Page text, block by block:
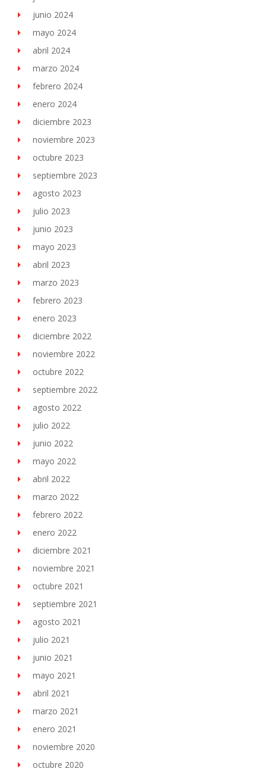
junio 2024
mayo 2024
abril 2024
marzo 2024
febrero 2024
enero 2024
diciembre 2023
noviembre 2023
octubre 2023
septiembre 2023
agosto 2023
julio 2023
junio 2023
mayo 2023
abril 2023
marzo 2023
febrero 2023
enero 2023
diciembre 2022
noviembre 2022
octubre 2022
septiembre 2022
agosto 2022
julio 2022
junio 2022
mayo 2022
abril 2022
marzo 2022
febrero 2022
enero 2022
diciembre 2021
noviembre 2021
octubre 2021
septiembre 2021
agosto 2021
julio 2021
junio 2021
mayo 2021
abril 2021
marzo 2021
enero 2021
noviembre 2020
octubre 2020